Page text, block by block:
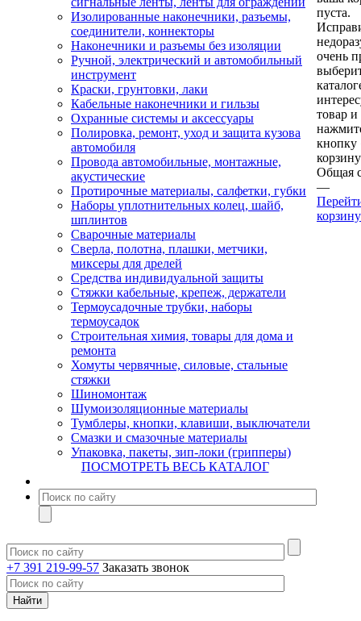
Изолированные наконечники, разъемы,
соединители, коннекторы
Наконечники и разъемы без изоляции
Ручной, электрический и автомобильный
инструмент
Краски, грунтовки, лаки
Кабельные наконечники и гильзы
Охранные системы и аксессуары
Полировка, ремонт, уход и защита кузова
автомобиля
Провода автомобильные, монтажные,
акустические
Протирочные материалы, салфетки, губки
Наборы уплотнительных колец, шайб,
шплинтов
Сварочные материалы
Сверла, полотна, плашки, метчики,
миксеры для дрелей
Средства индивидуальной защиты
Стяжки кабельные, крепеж, держатели
Термоусадочные трубки, наборы
термоусадок
Строительная химия, товары для дома и
ремонта
Хомуты червячные, силовые, стальные
стяжки
Шиномонтаж
Шумоизоляционные материалы
Тумблеры, кнопки, клавиши, выключатели
Смазки и смазочные материалы
Упаковка, пакеты, зип-локи (грипперы)
ПОСМОТРЕТЬ ВЕСЬ КАТАЛОГ
+7 391 219-99-57 Заказать звонок
пуста.
очень
товар и
кнопку
Общая
—
корзину